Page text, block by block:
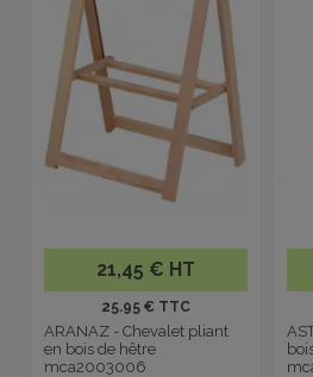
21,45 € HT
25.95 € TTC
ARANAZ - Chevalet pliant
en bois de hêtre
mca2003006